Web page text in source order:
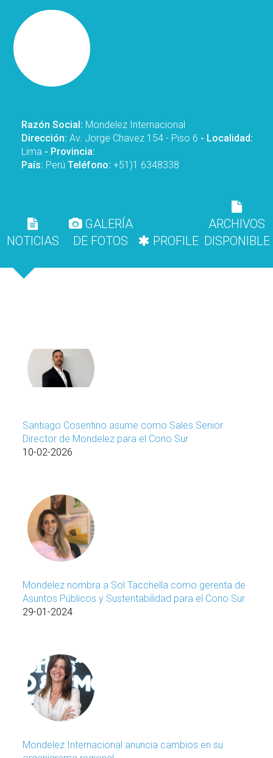
Razón Social: Mondelez Internacional
Dirección:Av. Jorge Chavez 154 - Piso 6 - Localidad:
Lima - Provincia:
País: Perú Teléfono:+51)1 6348338
NOTICIAS
GALERÍA
DE FOTOS
PROFILE
ARCHIVOS
Santiago Cosentino asume como Sales Senior
Director de Mondelez para el Cono Sur
10-02-2026
Mondelez nombra a Sol Tacchella como gerenta de
Asuntos Públicos y Sustentabilidad para el Cono Sur
29-01-2024
Mondelez Internacional anuncia cambios en su